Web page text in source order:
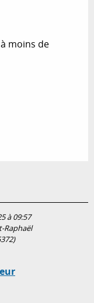
moins de
à 09:57
Raphaël
)